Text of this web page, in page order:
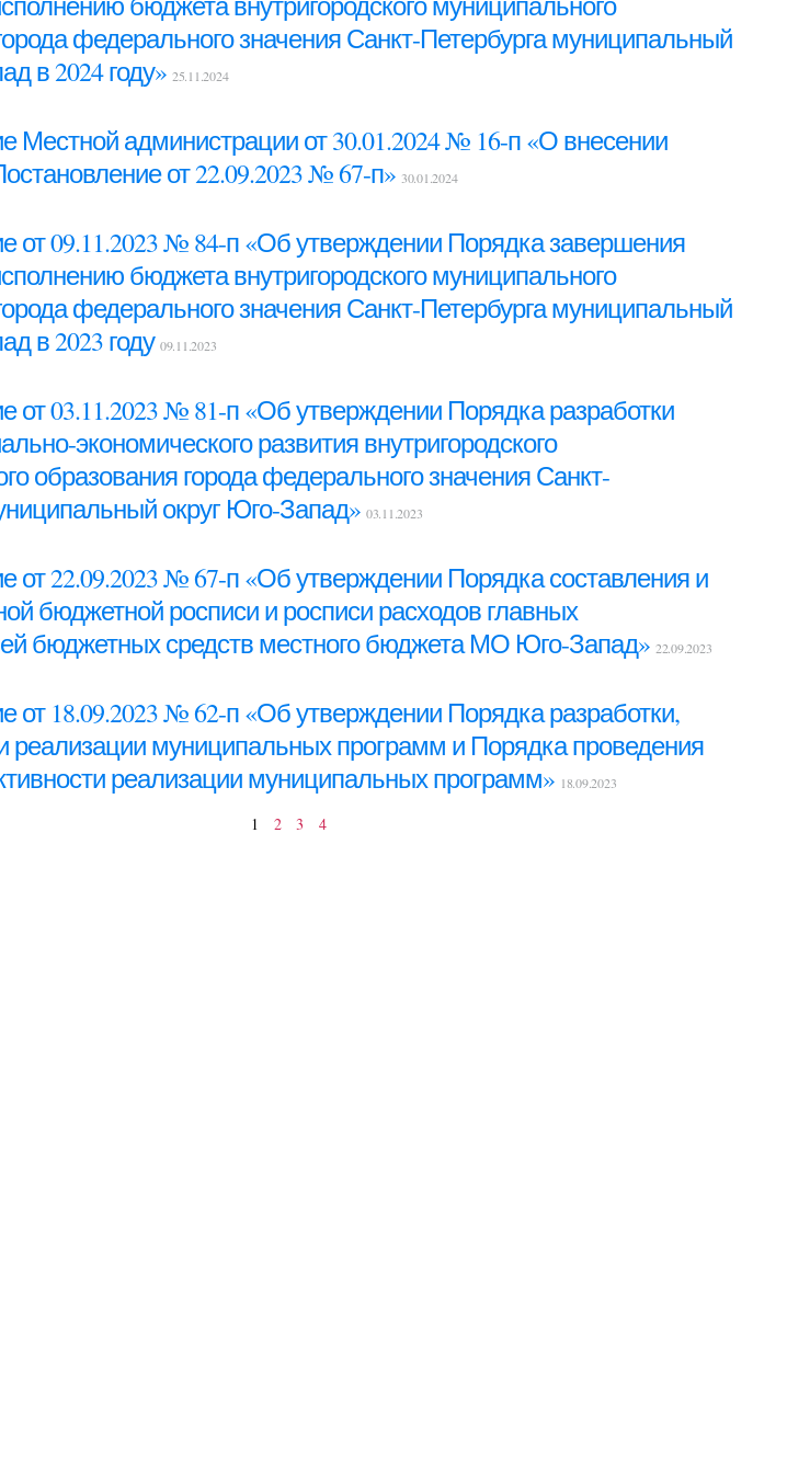
федерального значения Санкт-Петербурга муниципальный
в 2024 году» 25.11.2024
Местной администрации от 30.01.2024 № 16-п «О внесении
от 22.09.2023 № 67-п» 30.01.2024
от 09.11.2023 № 84-п «Об утверждении Порядка завершения
бюджета внутригородского муниципального
федерального значения Санкт-Петербурга муниципальный
в 2023 году 09.11.2023
от 03.11.2023 № 81-п «Об утверждении Порядка разработки
экономического развития внутригородского
образования города федерального значения Санкт-
округ Юго-Запад» 03.11.2023
от 22.09.2023 № 67-п «Об утверждении Порядка составления и
бюджетной росписи и росписи расходов главных
бюджетных средств местного бюджета МО Юго-Запад»22.09.2023
от 18.09.2023 № 62-п «Об утверждении Порядка разработки,
реализации муниципальных программ и Порядка проведения
реализации муниципальных программ» 18.09.2023
1 2 3 4